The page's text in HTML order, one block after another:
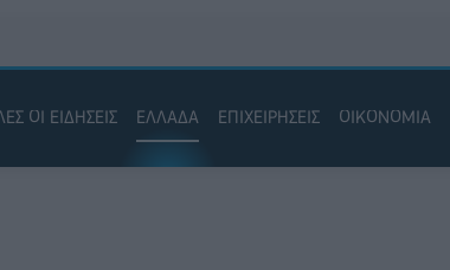
ΟΙ ΕΙΔΗΣΕΙΣ ΕΛΛΑΔΑ ΕΠΙΧΕΙΡΗΣΕΙΣ ΟΙΚΟΝΟΜΙΑ